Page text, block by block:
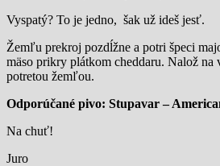
Vyspatý? To je jedno, šak už ideš jesť.
Žemľu prekroj pozdĺžne a potri špeci
mäso prikry plátkom cheddaru. Nalož
potretou žemľou.
Odporúčané pivo: Stupavar –
Na chuť!
Juro